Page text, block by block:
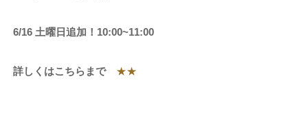
6/16 土曜日追加！10:00~11:00
詳しくはこちらまで ★★